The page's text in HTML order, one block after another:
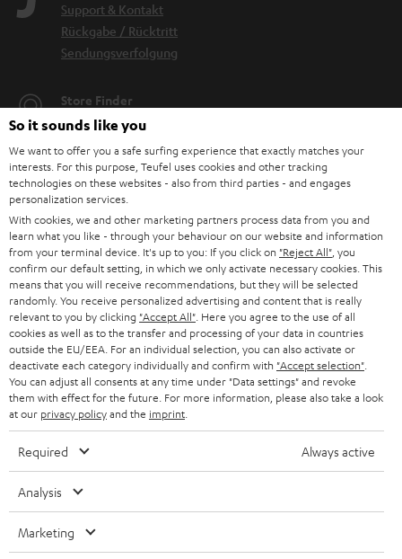
Support & Kontakt
Rückgabe / Rücktritt
Sendungsverfolgung
Store Finder
Erlebe unsere Produkte hautnah und lass dich persönlich
im Store beraten.
BIS ZU
45 €
RABATT
N
e
w
s
l
e
t
t
Wähle deinen Gutschein!
Melde dich für den Newsletter an und erhalte bis zu
45 € als Dankeschön.
WIDGET
So it sounds like you
We want to offer you a safe surfing experience that exactly matches your
interests. For this purpose, Teufel uses cookies and other tracking
technologies on these websites - also from third parties - and engages
personalization services.
With cookies, we and other marketing partners process data from you and
learn what you like - through your behaviour on our website and information
from your terminal device. It's up to you: If you click on "Reject All" , you
confirm our default setting, in which we only activate necessary cookies. This
means that you will receive recommendations, but they will be selected
randomly. You receive personalized advertising and content that is really
relevant to you by clicking "Accept All" . Here you agree to the use of all
cookies as well as to the transfer and processing of your data in countries
outside the EU/EEA. For an individual selection, you can also activate or
deactivate each category individually and confirm with "Accept selection"
You can adjust all consents at any time under "Data settings" and revoke
them with effect for the future. For more information, please also take a look
at our privacy policyand the imprint
Required Always active
Analysis
Marketing